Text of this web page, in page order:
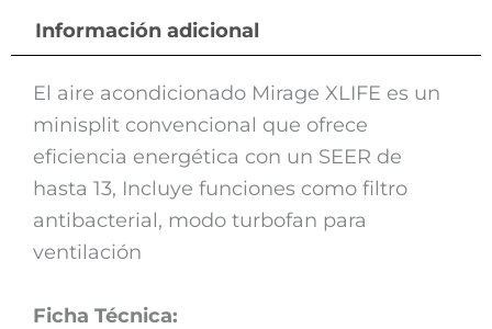
Información adicional
El aire acondicionado Mirage XLIFE es un
minisplit convencional que ofrece
eficiencia energética con un SEER de
hasta 13, Incluye funciones como filtro
antibacterial, modo turbofan para
ventilación
Ficha Técnica: